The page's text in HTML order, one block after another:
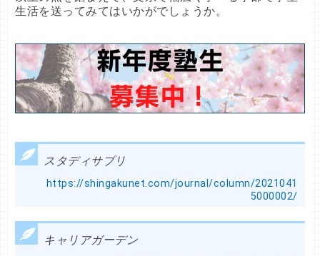
生活を送ってみてはいかがでしょうか。
スタディサプリ
https://shingakunet.com/journal/column/2021041
5000002/
キャリアガーデン